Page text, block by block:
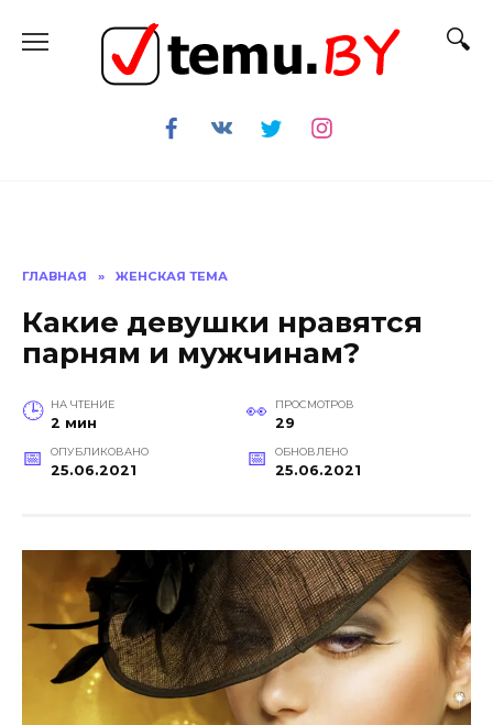
содержанию
ГЛАВНАЯ » ЖЕНСКАЯ ТЕМА
Какие девушки нравятся
парням и мужчинам?
НА ЧТЕНИЕ
2 мин
ПРОСМОТРОВ
29
ОПУБЛИКОВАНО
25.06.2021
ОБНОВЛЕНО
25.06.2021